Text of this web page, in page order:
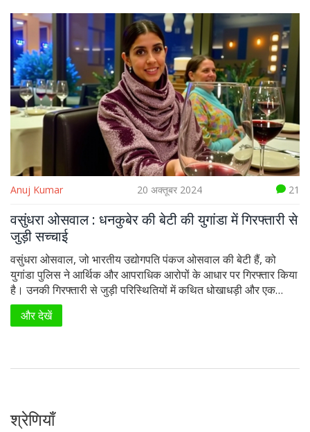
Anuj Kumar 20 अक्तूबर 2024 21
वसुंधरा ओसवाल : धनकुबेर की बेटी की युगांडा में गिरफ्तारी से
जुड़ी सच्चाई
वसुंधरा ओसवाल, जो भारतीय उद्योगपति पंकज ओसवाल की बेटी हैं, को
युगांडा पुलिस ने आर्थिक और आपराधिक आरोपों के आधार पर गिरफ्तार किया
है। उनकी गिरफ्तारी से जुड़ी परिस्थितियों में कथित धोखाधड़ी और एक
क्रिप्टोकरेंसी योजना शामिल हैं। परिवार ने उनकी गिरफ्तारी को अवैध बताया
है और संयुक्त राष्ट्र के सामने अपील की है।
और देखें
श्रेणियाँ